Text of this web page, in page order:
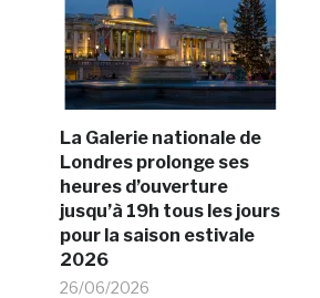
La Galerie nationale de
Londres prolonge ses
heures d’ouverture
jusqu’à 19h tous les jours
pour la saison estivale
2026
26/06/2026